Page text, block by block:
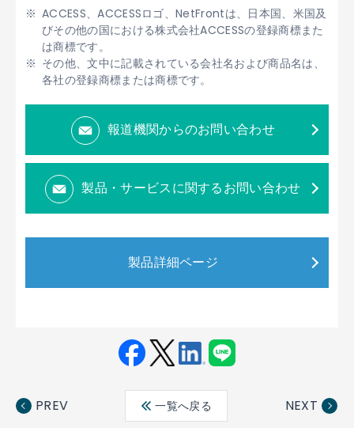
ACCESS、ACCESSロゴ、NetFrontは、日本国、米国及
びその他の国における株式会社ACCESSの登録商標また
は商標です。
その他、文中に記載されている会社名および商品名は、
各社の登録商標または商標です。
報道機関からのお問い合わせ
製品・サービスに関するお問い合わせ
製品詳細ページ
ebo ter
edin
PREV 一覧へ戻る NEXT